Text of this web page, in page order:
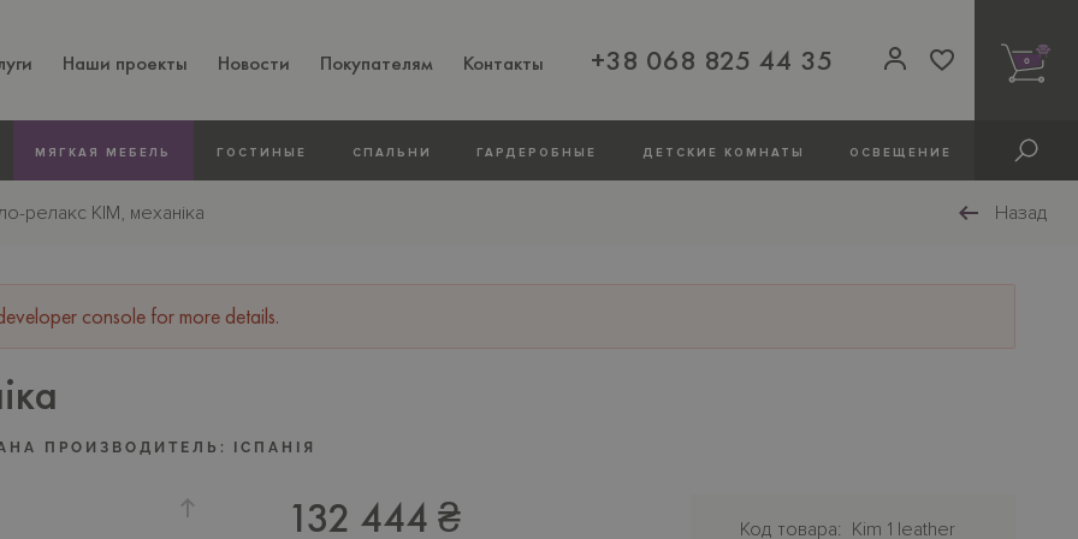
Наши проекты Новости Покупателям Контакты +38 068 825 44 35 0
МЯГКАЯ МЕБЕЛЬ ГОСТИНЫЕ СПАЛЬНИ ГАРДЕРОБНЫЕ ДЕТСКИЕ КОМНАТЫ ОСВЕЩЕНИЕ
релакс KIM, механіка Назад
console for more details.
ПРОИЗВОДИТЕЛЬ: IСПАНIЯ
132 444 ₴ Код товара Kim 1 leather